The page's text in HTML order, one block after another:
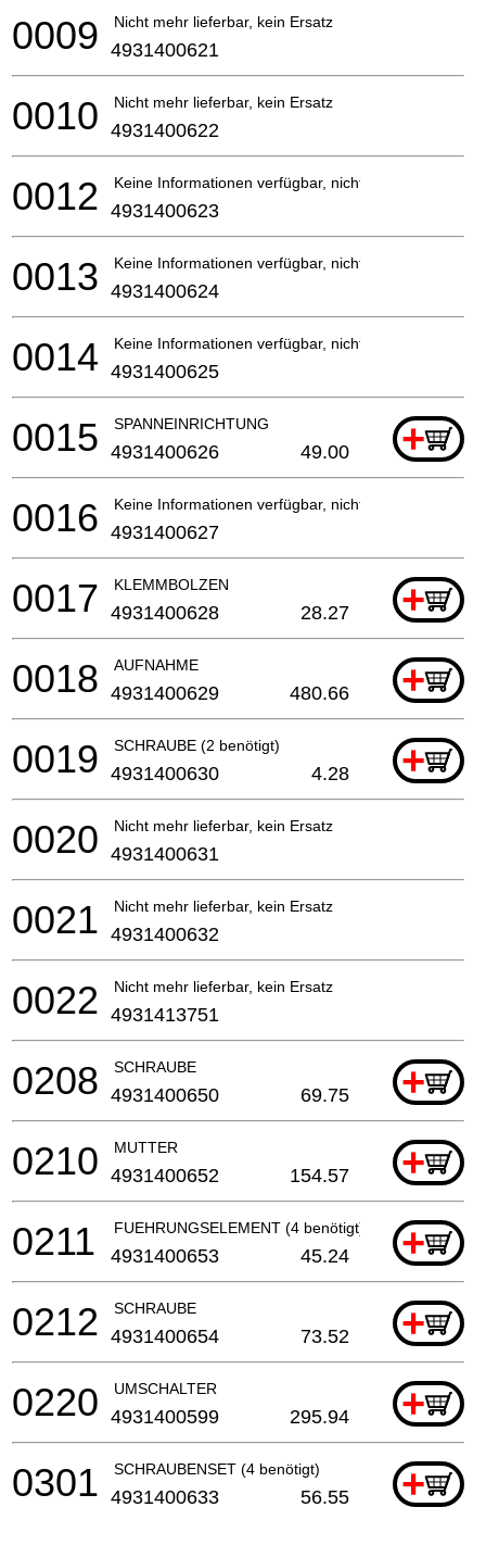
Nicht mehr lieferbar, kein Ersatz
0009 4931400621
Nicht mehr lieferbar, kein Ersatz
0010 4931400622
Keine Informationen verfügbar, nicht bestellbar
0012 4931400623
Keine Informationen verfügbar, nicht bestellbar
0013 4931400624
Keine Informationen verfügbar, nicht bestellbar
0014 4931400625
SPANNEINRICHTUNG +
0015 4931400626 49.00
Keine Informationen verfügbar, nicht bestellbar
0016 4931400627
KLEMMBOLZEN +
0017 4931400628 28.27
AUFNAHME +
0018 4931400629 480.66
SCHRAUBE (2 benötigt) +
0019 4931400630 4.28
Nicht mehr lieferbar, kein Ersatz
0020 4931400631
Nicht mehr lieferbar, kein Ersatz
0021 4931400632
Nicht mehr lieferbar, kein Ersatz
0022 4931413751
SCHRAUBE +
0208 4931400650 69.75
MUTTER +
0210 4931400652 154.57
FUEHRUNGSELEMENT (4 benötigt) +
0211 4931400653 45.24
SCHRAUBE +
0212 4931400654 73.52
UMSCHALTER +
0220 4931400599 295.94
SCHRAUBENSET (4 benötigt) +
0301 4931400633 56.55